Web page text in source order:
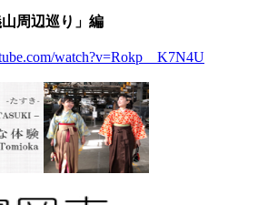
周辺巡り」編
watch?v=Rokp__K7N4U